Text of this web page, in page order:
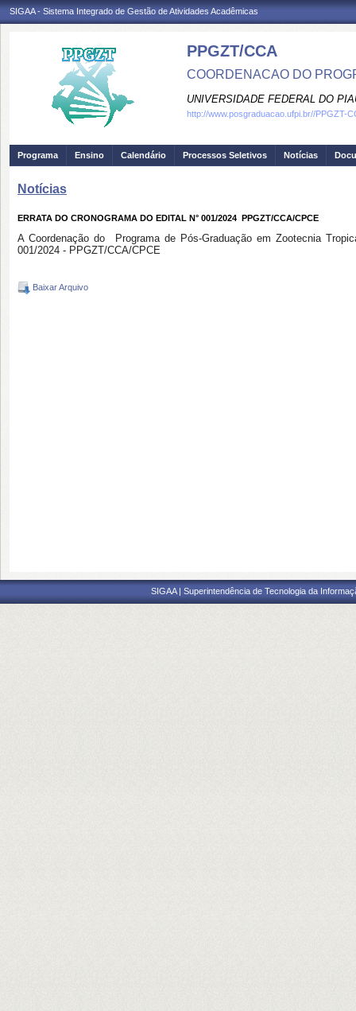
SIGAA - Sistema Integrado de Gestão de Atividades Acadêmicas
PPGZT/CCA
COORDENACAO DO
UNIVERSIDADE FEDERAL DO
http://www.posgraduacao.ufpi.br//PPGZT-
Programa Ensino Calendário Processos Seletivos Notícias
Notícias
ERRATA DO CRONOGRAMA DO EDITAL N° 001/2024  PPGZT/CCA/CPCE
A Coordenação do Programa de Pós-Graduação em Zootecnia
001/2024 - PPGZT/CCA/CPCE
Baixar Arquivo
SIGAA | Superintendência de Tecnologia da